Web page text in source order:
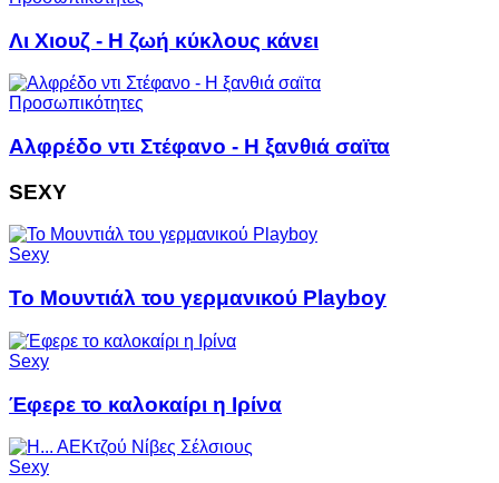
Λι Χιουζ - Η ζωή κύκλους κάνει
Προσωπικότητες
Αλφρέδο ντι Στέφανο - Η ξανθιά σαϊτα
SEXY
Sexy
Το Μουντιάλ του γερμανικού Playboy
Sexy
Έφερε το καλοκαίρι η Ιρίνα
Sexy